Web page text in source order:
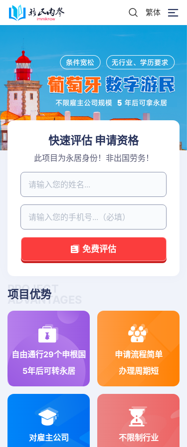
繁体
快速评估 申请资格
此项目为永居身份！非出国劳务！
免费评估
PROJECT
ADVANTAGES
项目优势
自由通行29个申根国
5年后可转永居
申请流程简单
办理周期短
对雇主公司
不限制行业